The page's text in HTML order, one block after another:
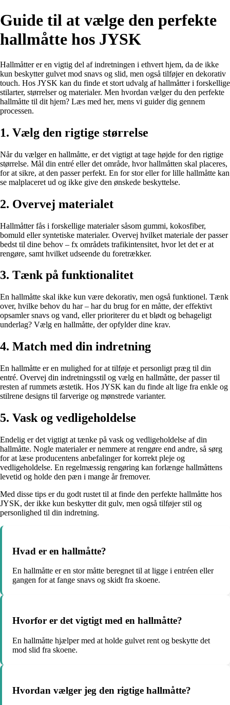
Guide til at vælge den perfekte
hallmåtte hos JYSK
Hallmåtter er en vigtig del af indretningen i ethvert hjem, da de ikke
kun beskytter gulvet mod snavs og slid, men også tilføjer en dekorativ
touch. Hos JYSK kan du finde et stort udvalg af hallmåtter i forskellige
stilarter, størrelser og materialer. Men hvordan vælger du den perfekte
hallmåtte til dit hjem? Læs med her, mens vi guider dig gennem
processen.
1. Vælg den rigtige størrelse
Når du vælger en hallmåtte, er det vigtigt at tage højde for den rigtige
størrelse. Mål din entré eller det område, hvor hallmåtten skal placeres,
for at sikre, at den passer perfekt. En for stor eller for lille hallmåtte kan
se malplaceret ud og ikke give den ønskede beskyttelse.
2. Overvej materialet
Hallmåtter fås i forskellige materialer såsom gummi, kokosfiber,
bomuld eller syntetiske materialer. Overvej hvilket materiale der passer
bedst til dine behov – fx områdets trafikintensitet, hvor let det er at
rengøre, samt hvilket udseende du foretrækker.
3. Tænk på funktionalitet
En hallmåtte skal ikke kun være dekorativ, men også funktionel. Tænk
over, hvilke behov du har – har du brug for en måtte, der effektivt
opsamler snavs og vand, eller prioriterer du et blødt og behageligt
underlag? Vælg en hallmåtte, der opfylder dine krav.
4. Match med din indretning
En hallmåtte er en mulighed for at tilføje et personligt præg til din
entré. Overvej din indretningsstil og vælg en hallmåtte, der passer til
resten af rummets æstetik. Hos JYSK kan du finde alt lige fra enkle og
stilrene designs til farverige og mønstrede varianter.
5. Vask og vedligeholdelse
Endelig er det vigtigt at tænke på vask og vedligeholdelse af din
hallmåtte. Nogle materialer er nemmere at rengøre end andre, så sørg
for at læse producentens anbefalinger for korrekt pleje og
vedligeholdelse. En regelmæssig rengøring kan forlænge hallmåttens
levetid og holde den pæn i mange år fremover.
Med disse tips er du godt rustet til at finde den perfekte hallmåtte hos
JYSK, der ikke kun beskytter dit gulv, men også tilføjer stil og
personlighed til din indretning.
Hvad er en hallmåtte?
En hallmåtte er en stor måtte beregnet til at ligge i entréen eller
gangen for at fange snavs og skidt fra skoene.
Hvorfor er det vigtigt med en hallmåtte?
En hallmåtte hjælper med at holde gulvet rent og beskytte det
mod slid fra skoene.
Hvordan vælger jeg den rigtige hallmåtte?